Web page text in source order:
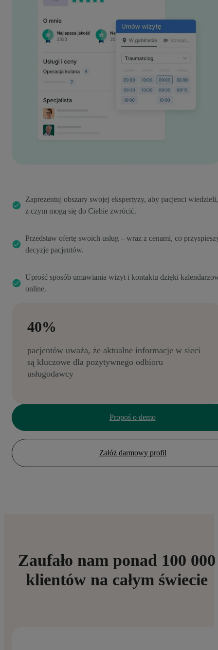
Zaprezentuj obszary swojej ekspertyzy, aby pacjenci wiedzieli,
z czym mogą się do Ciebie zwrócić.
Przedstaw ofertę swoich usług – wraz z cenami, co
decyzje pacjentów.
Uprość sposób umawiania wizyt i kontaktu dzięki
online.
40%
pacjentów uważa, że aktualne informacje w sieci
są kluczowe dla pozytywnego odbioru
usługodawcy
Propoś o demo
Załóż darmowy profil
Zaufało nam ponad 100 000
klientów na całym świecie